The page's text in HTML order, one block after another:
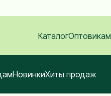
КаталогОптовикам
НовинкиХиты продаж